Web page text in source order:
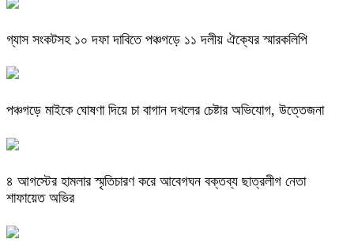
গ্যাস সংকটসহ ১০ দফা দাবিতে পঞ্চগড়ে ১১ দলীয় ঐক্যের স্মারকলিপি
পঞ্চগড়ে মাইকে ঘোষণা দিয়ে চা বাগান দখলের চেষ্টার অভিযোগ, উত্তেজনা
৪ আগস্টের হামলার স্মৃতিচারণ করে আবেগঘন বক্তব্য ছাত্রলীগ নেতা
শাফায়েত অভির